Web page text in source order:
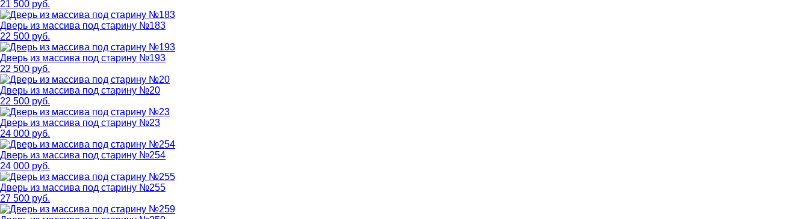
21 500 руб.
Дверь из массива под старину №183
22 500 руб.
Дверь из массива под старину №193
22 500 руб.
Дверь из массива под старину №20
22 500 руб.
Дверь из массива под старину №23
24 000 руб.
Дверь из массива под старину №254
24 000 руб.
Дверь из массива под старину №255
27 500 руб.